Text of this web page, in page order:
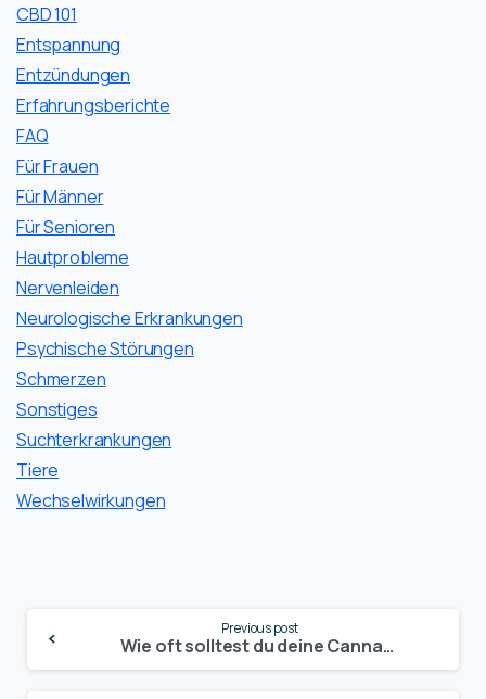
CBD 101
Entspannung
Entzündungen
Erfahrungsberichte
FAQ
Für Frauen
Für Männer
Für Senioren
Hautprobleme
Nervenleiden
Neurologische Erkrankungen
Psychische Störungen
Schmerzen
Sonstiges
Suchterkrankungen
Tiere
Wechselwirkungen
Reading
Previous post
Wie oft solltest du deine Cannabis-Pflanzen umtopfen? Experten-Tipps für maximales Wachstum und Ertrag